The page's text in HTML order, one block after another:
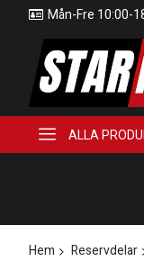
Mån-Fre 10:00-
ALLA
Hem Reservdelar